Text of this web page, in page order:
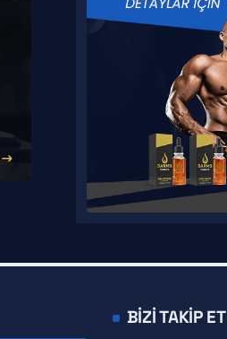
S 23
BIZI TAKIP ET